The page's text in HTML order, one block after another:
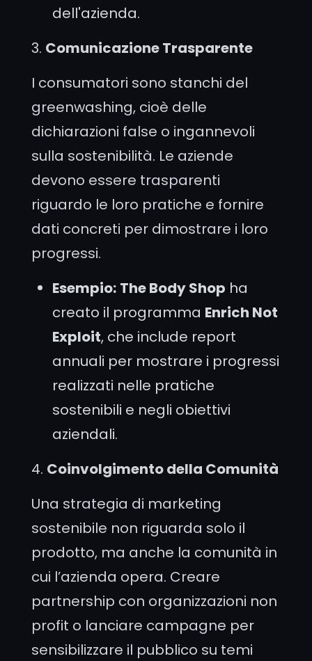
dell'azienda.
3. Comunicazione Trasparente
I consumatori sono stanchi del
greenwashing, cioè delle
dichiarazioni false o ingannevoli
sulla sostenibilità. Le aziende
devono essere trasparenti
riguardo le loro pratiche e fornire
dati concreti per dimostrare i loro
progressi.
Esempio: The Body Shop ha
creato il programma Enrich Not
Exploit, che include report
annuali per mostrare i progressi
realizzati nelle pratiche
sostenibili e negli obiettivi
aziendali.
4. Coinvolgimento della Comunità
Una strategia di marketing
sostenibile non riguarda solo il
prodotto, ma anche la comunità in
cui l’azienda opera. Creare
partnership con organizzazioni non
profit o lanciare campagne per
sensibilizzare il pubblico su temi